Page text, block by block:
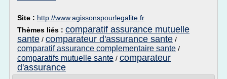
Site : http://www.agissonspourlegalite.fr
Thèmes liés : comparatif assurance mutuelle
sante / comparateur d'assurance sante /
comparatif assurance complementaire sante /
comparatifs mutuelle sante / comparateur
d'assurance